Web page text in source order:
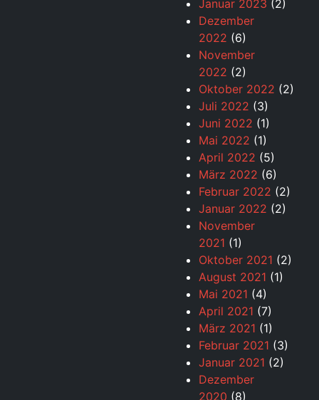
Januar 2023 (2)
Dezember
2022 (6)
November
2022 (2)
Oktober 2022 (2)
Juli 2022 (3)
Juni 2022 (1)
Mai 2022 (1)
April 2022 (5)
März 2022 (6)
Februar 2022 (2)
Januar 2022 (2)
November
2021 (1)
Oktober 2021 (2)
August 2021 (1)
Mai 2021 (4)
April 2021 (7)
März 2021 (1)
Februar 2021 (3)
Januar 2021 (2)
Dezember
2020 (8)